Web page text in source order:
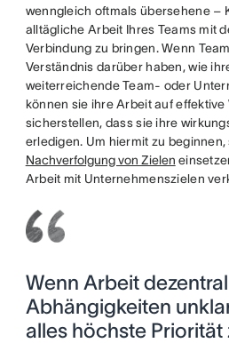
wenngleich oftmals übersehene –
alltägliche Arbeit Ihres Teams mit
Verbindung zu bringen. Wenn
Verständnis darüber haben, wie
weiterreichende Team- oder
können sie ihre Arbeit auf
sicherstellen, dass sie ihre
erledigen. Um hiermit zu beginnen,
Nachverfolgung von Zielen
Arbeit mit Unternehmenszielen
Wenn Arbeit
Abhängigkeiten
alles höchste Priorität